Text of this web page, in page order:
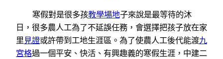
寒假對是很多孩教學場地子來說是最等待的沐
日，很多農人工為了不延誤任務，會選擇把孩子放在家
里 見證或許帶到工地生涯區。為了使農人工後代能渡九
宮格過一個平安、快活、有興趣義的寒假生涯，中建二